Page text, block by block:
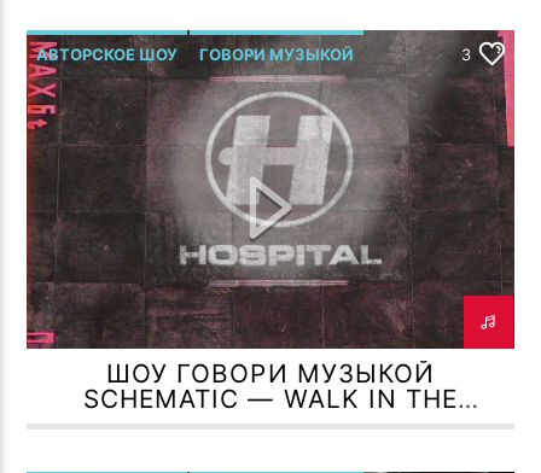
АВТОРСКОЕ ШОУ ГОВОРИ МУЗЫКОЙ 3
ШОУ ГОВОРИ МУЗЫКОЙ
SCHEMATIC — WALK IN THE
MISTY FOREST (HOSPITAL